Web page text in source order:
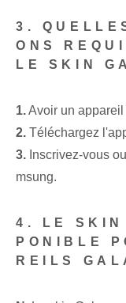
3.
ONS
LE SKIN
1.Avoir un
2. Téléchargez
3. Inscrivez-vous
msung.
4. LE SKIN
PONIBLE
REILS